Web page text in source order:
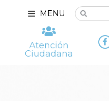
MENU
Atención
Ciudadana